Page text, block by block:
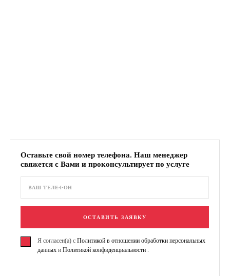
Оставьте свой номер телефона. Наш менеджер
свяжется с Вами и проконсультирует по услуге
ОСТАВИТЬ ЗАЯВКУ
Я согласен(а) с Политикой в отношении обработки персональных
данных и Политикой конфиденциальности